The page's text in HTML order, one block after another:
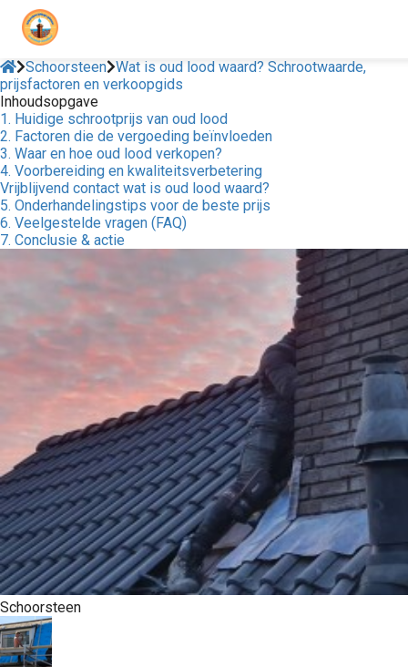
Schoorsteen Wat is oud lood waard? Schrootwaarde,
prijsfactoren en verkoopgids
Inhoudsopgave
1. Huidige schrootprijs van oud lood
2. Factoren die de vergoeding beïnvloeden
3. Waar en hoe oud lood verkopen?
4. Voorbereiding en kwaliteitsverbetering
Vrijblijvend contact wat is oud lood waard?
5. Onderhandelingstips voor de beste prijs
6. Veelgestelde vragen (FAQ)
7. Conclusie & actie
Schoorsteen